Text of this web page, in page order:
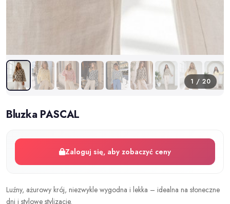
1 / 20
Bluzka PASCAL
Zaloguj się, aby zobaczyć ceny
Luźny, ażurowy krój, niezwykle wygodna i lekka – idealna na słoneczne
dni i stylowe stylizacje.